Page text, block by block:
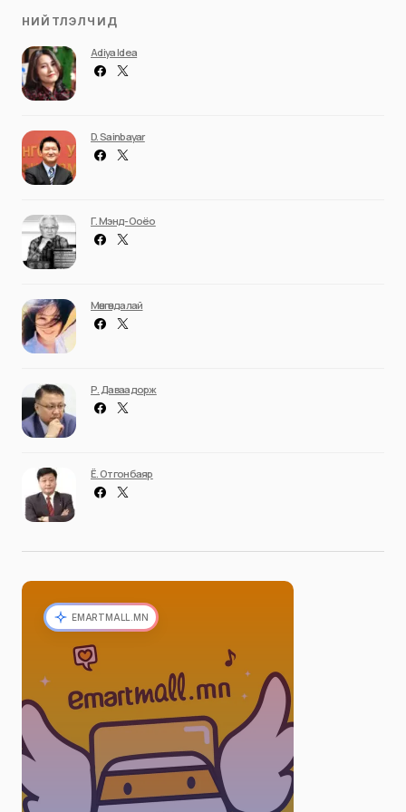
НИЙТЛЭЛЧИД
Adiya Idea
D. Sainbayar
Г. Мэнд-Ооёо
Мөнгөндалай
Р. Даваадорж
Ё. Отгонбаяр
EMARTMALL.MN